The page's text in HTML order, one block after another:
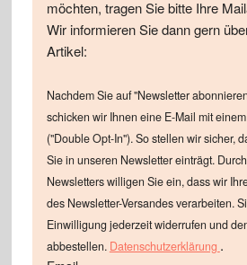
möchten, tragen Sie bitte Ihre
Wir informieren Sie dann gern
Artikel:
Nachdem Sie auf "Newsletter
schicken wir Ihnen eine E-Mail mit
("Double Opt-In"). So stellen wir sicher,
Sie in unseren Newsletter einträgt.
Newsletters willigen Sie ein, dass wir
des Newsletter-Versandes verarbeiten.
Einwilligung jederzeit widerrufen und
abbestellen. Datenschutzerklärung .